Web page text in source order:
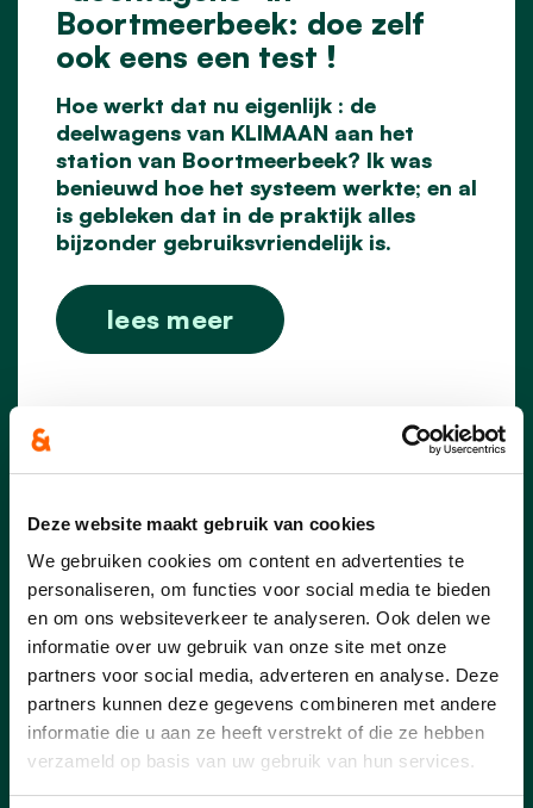
Deze website maakt gebruik van cookies
We gebruiken cookies om content en advertenties te
personaliseren, om functies voor social media te bieden
en om ons websiteverkeer te analyseren. Ook delen we
informatie over uw gebruik van onze site met onze
partners voor social media, adverteren en analyse. Deze
partners kunnen deze gegevens combineren met andere
informatie die u aan ze heeft verstrekt of die ze hebben
verzameld op basis van uw gebruik van hun services.
Boortmeerbeek: doe zelf
ook eens een test !
Hoe werkt dat nu eigenlijk : de
deelwagens van KLIMAAN aan het
station van Boortmeerbeek? Ik was
benieuwd hoe het systeem werkte; en al
is gebleken dat in de praktijk alles
bijzonder gebruiksvriendelijk is.
lees meer